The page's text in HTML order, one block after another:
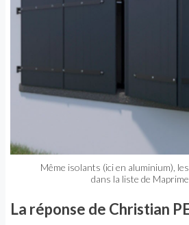
Même isolants (ici en aluminium),
dans la liste de
La réponse de Christian